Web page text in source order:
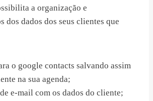
a organização e
dos dados dos seus clientes que
o google contacts salvando assim
na sua agenda;
e-mail com os dados do cliente;